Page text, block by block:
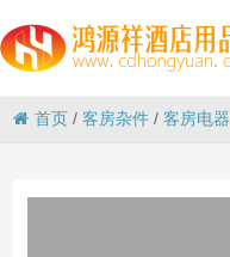
首页 /客房杂件 /客房电器